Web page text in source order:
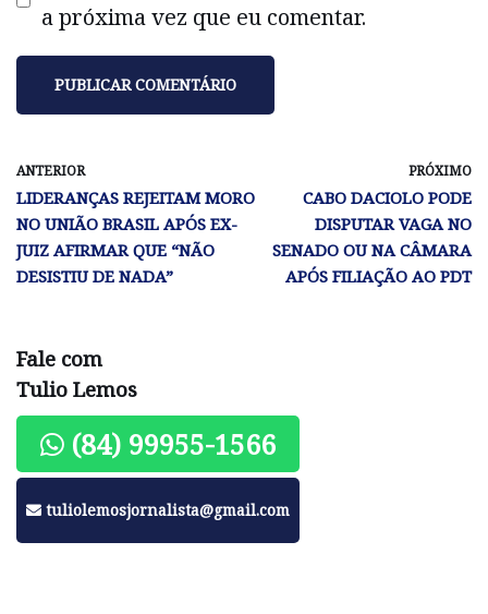
a próxima vez que eu comentar.
ANTERIOR
LIDERANÇAS REJEITAM MORO
NO UNIÃO BRASIL APÓS EX-
JUIZ AFIRMAR QUE “NÃO
DESISTIU DE NADA”
PRÓXIMO
CABO DACIOLO PODE
DISPUTAR VAGA NO
SENADO OU NA CÂMARA
APÓS FILIAÇÃO AO PDT
Fale com
Tulio Lemos
(84) 99955-1566
tuliolemosjornalista@gmail.com